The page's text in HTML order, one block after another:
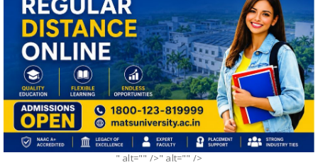
" alt="" />" alt="" />